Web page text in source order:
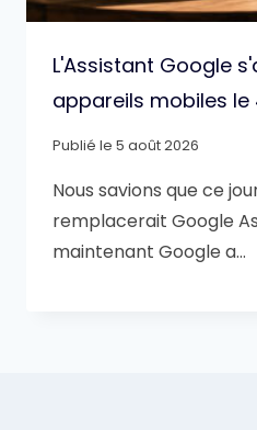
L'Assistant Google
appareils mobiles
Publié le 5 août 2026
Nous savions que ce
remplacerait Google
maintenant Google a…